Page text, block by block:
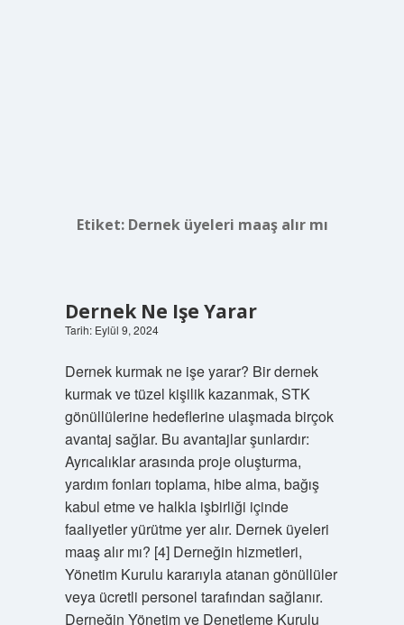
Etiket: Dernek üyeleri maaş alır mı
Dernek Ne Işe Yarar
Tarih: Eylül 9, 2024
Dernek kurmak ne işe yarar? Bir dernek
kurmak ve tüzel kişilik kazanmak, STK
gönüllülerine hedeflerine ulaşmada birçok
avantaj sağlar. Bu avantajlar şunlardır:
Ayrıcalıklar arasında proje oluşturma,
yardım fonları toplama, hibe alma, bağış
kabul etme ve halkla işbirliği içinde
faaliyetler yürütme yer alır. Dernek üyeleri
maaş alır mı? [4] Derneğin hizmetleri,
Yönetim Kurulu kararıyla atanan gönüllüler
veya ücretli personel tarafından sağlanır.
Derneğin Yönetim ve Denetleme Kurulu